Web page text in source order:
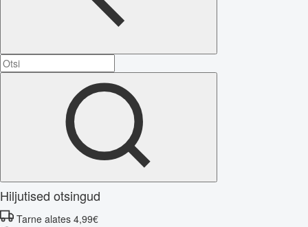
Hiljutised otsingud
Tarne alates 4,99€